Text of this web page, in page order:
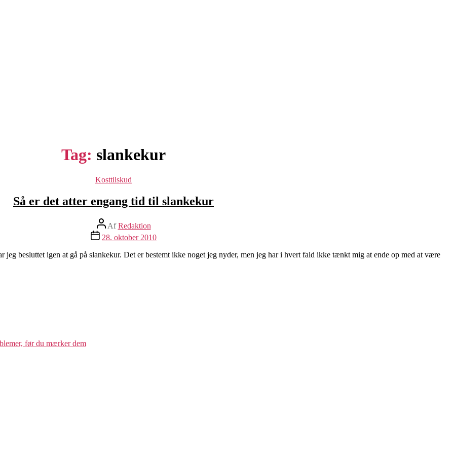
Tag: slankekur
Kategorier
Kosttilskud
Så er det atter engang tid til slankekur
Indlægsforfatter
AfRedaktion
Indlægsdato
28. oktober 2010
jeg besluttet igen at gå på slankekur. Det er bestemt ikke noget jeg nyder, men jeg har i hvert fald ikke tænkt mig at ende op med at være
før du mærker dem